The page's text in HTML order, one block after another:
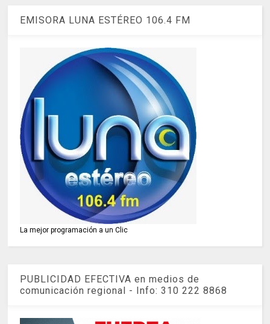
EMISORA LUNA ESTÉREO 106.4 FM
La mejor programación a un Clic
PUBLICIDAD EFECTIVA en medios de
comunicación regional - Info: 310 222 8868